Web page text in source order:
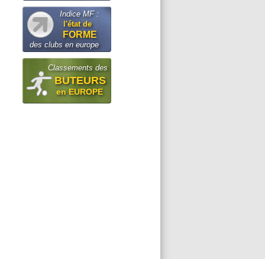
Indice MF :
l'état de
FORME
des clubs en europe
Classements des
BUTEURS
en EUROPE